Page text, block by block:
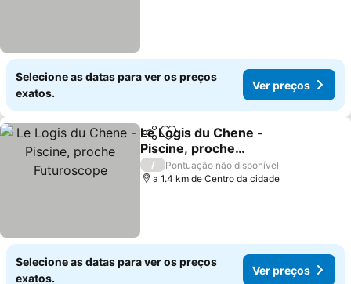
Selecione as datas para ver os preços
exatos.
Ver preços
PartilharAdicionar aos favoritos
Le Logis du Chene -
Piscine, proche
Futuroscope
Ver preços
/
Pontuação não disponível
a 1.4 km de Centro da cidade
Selecione as datas para ver os preços
exatos.
Ver preços